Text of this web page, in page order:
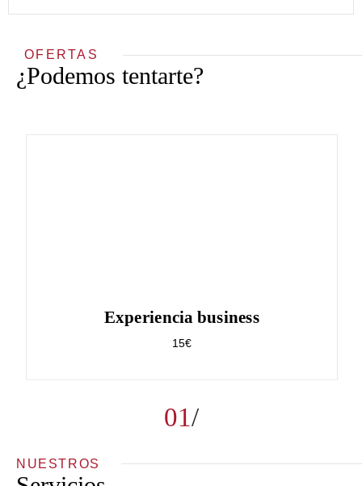
OFERTAS
¿Podemos tentarte?
01
Experiencia business
15€
NUESTROS